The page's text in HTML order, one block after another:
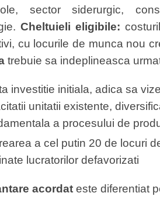
sector siderurgic,
Cheltuieli eligibile:
cu locurile de munca nou
trebuie sa indeplineasca
investitie initiala, adica sa
unitatii existente,
a procesului de
a cel putin 20 de locuri
lucratorilor defavorizati
acordat este diferentiat